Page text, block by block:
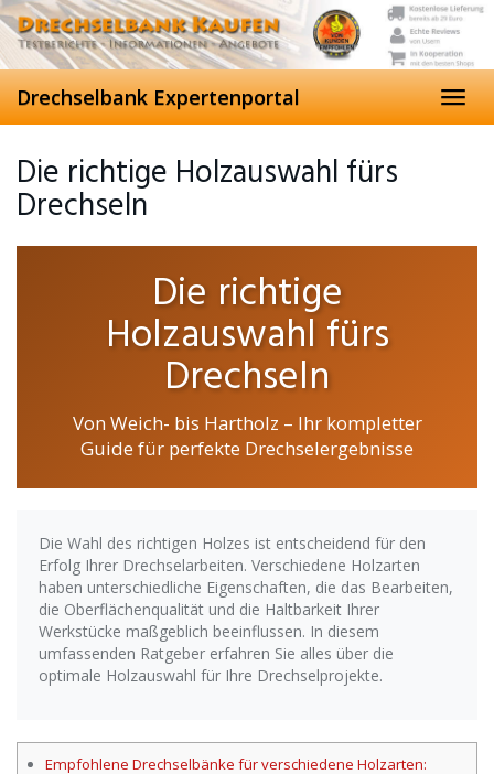
Skip
to
main
content
Drechselbank Expertenportal
Die richtige Holzauswahl fürs
Drechseln
Die richtige
Holzauswahl fürs
Drechseln
Von Weich- bis Hartholz – Ihr kompletter
Guide für perfekte Drechselergebnisse
Die Wahl des richtigen Holzes ist entscheidend für den
Erfolg Ihrer Drechselarbeiten. Verschiedene Holzarten
haben unterschiedliche Eigenschaften, die das Bearbeiten,
die Oberflächenqualität und die Haltbarkeit Ihrer
Werkstücke maßgeblich beeinflussen. In diesem
umfassenden Ratgeber erfahren Sie alles über die
optimale Holzauswahl für Ihre Drechselprojekte.
Empfohlene Drechselbänke für verschiedene Holzarten: